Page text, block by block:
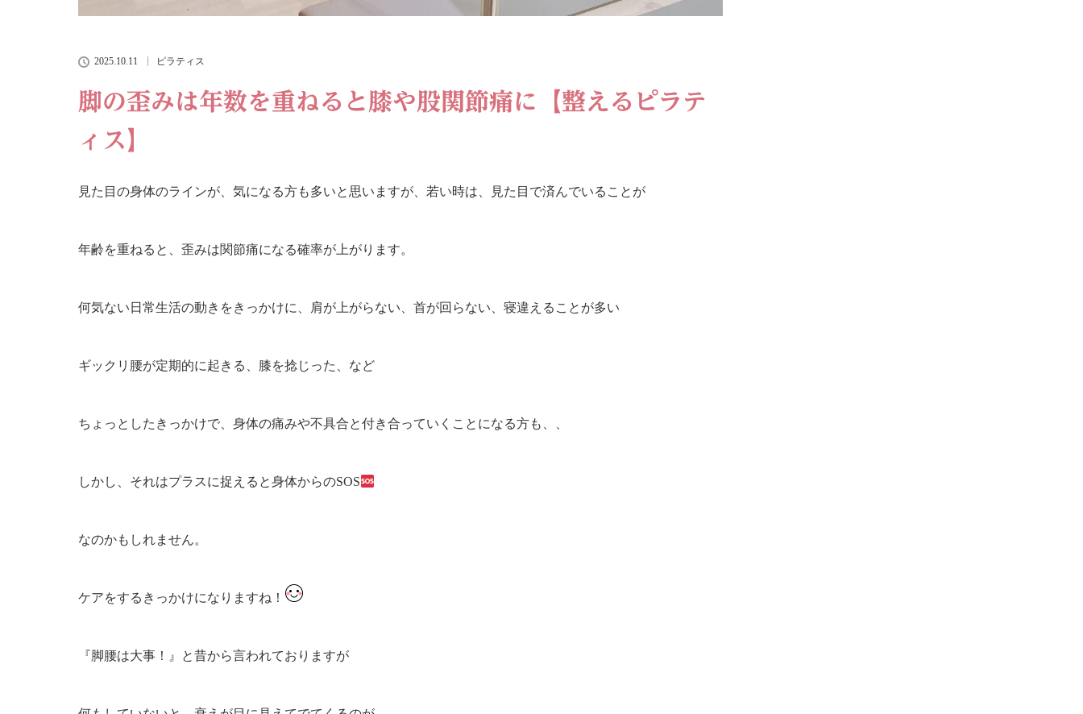
2025.10.11 ピラティス
脚の歪みは年数を重ねると膝や股関節痛に【整えるピラテ
ィス】
見た目の身体のラインが、気になる方も多いと思いますが、若い時は、見た目で済んでいることが
年齢を重ねると、歪みは関節痛になる確率が上がります。
何気ない日常生活の動きをきっかけに、肩が上がらない、首が回らない、寝違えることが多い
ギックリ腰が定期的に起きる、膝を捻じった、など
ちょっとしたきっかけで、身体の痛みや不具合と付き合っていくことになる方も、、
しかし、それはプラスに捉えると身体からのSOS
なのかもしれません。
ケアをするきっかけになりますね！
『脚腰は大事！』と昔から言われておりますが